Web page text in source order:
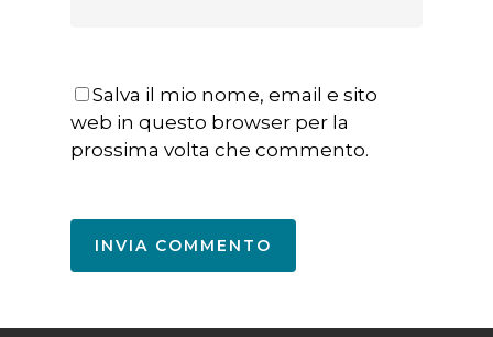
Salva il mio nome, email e sito
web in questo browser per la
prossima volta che commento.